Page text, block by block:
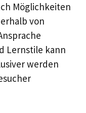
Möglichkeiten
von
Lernstile kann
werden